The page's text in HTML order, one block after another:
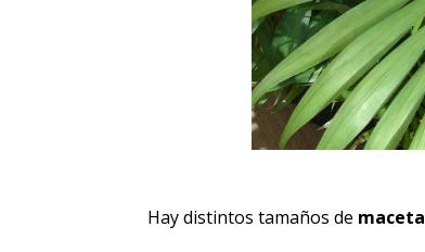
Hay distintos tamaños de maceta